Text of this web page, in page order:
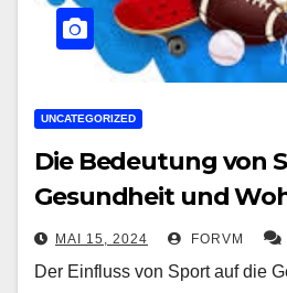
UNCATEGORIZED
Die Bedeutung von
Gesundheit und
MAI 15, 2024 FORVM
Der Einfluss von Sport auf die